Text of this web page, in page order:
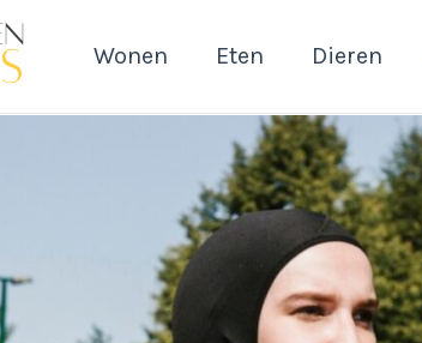
Wonen Eten Dieren